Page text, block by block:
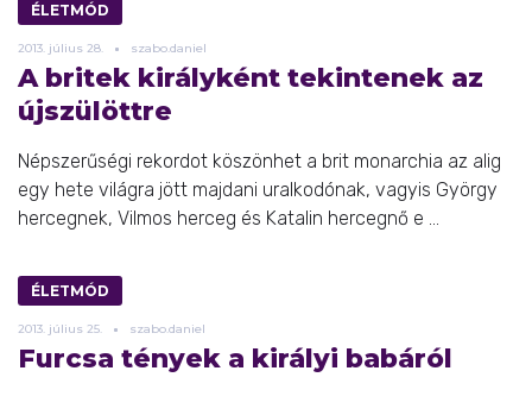
ÉLETMÓD
2013. július 28. szabo.daniel
A britek királyként tekintenek az
újszülöttre
Népszerűségi rekordot köszönhet a brit monarchia az alig
egy hete világra jött majdani uralkodónak, vagyis György
hercegnek, Vilmos herceg és Katalin hercegnő e ...
ÉLETMÓD
2013. július 25. szabo.daniel
Furcsa tények a királyi babáról